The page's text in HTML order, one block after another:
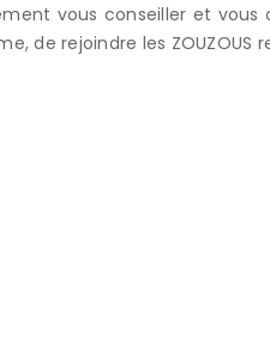
vous conseiller et
de rejoindre les ZOUZOUS